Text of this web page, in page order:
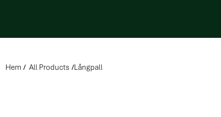
Hem / All Products /Långpall